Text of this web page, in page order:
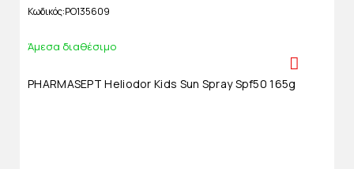
Κωδικός PO135609
Άμεσα διαθέσιμο
PHARMASEPT Heliodor Kids Sun Spray Spf50 165g